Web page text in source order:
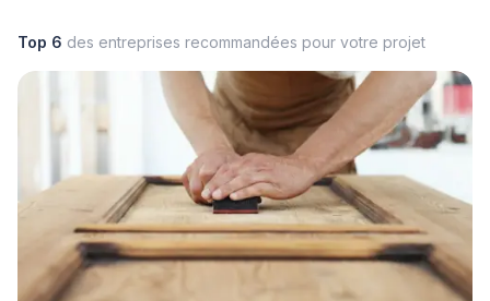
Top 6 des entreprises recommandées pour votre projet